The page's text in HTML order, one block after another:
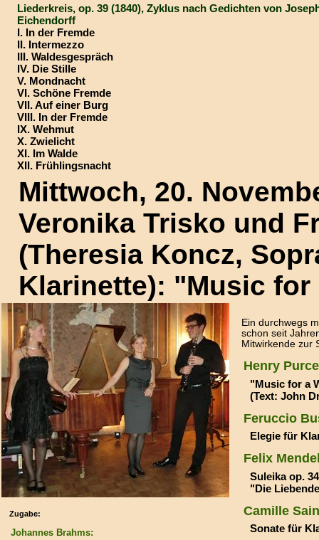
Liederkreis, op. 39 (1840), Zyklus nach Gedichten von
Eichendorff
I. In der Fremde
II. Intermezzo
III. Waldesgespräch
IV. Die Stille
V. Mondnacht
VI. Schöne Fremde
VII. Auf einer Burg
VIII. In der Fremde
IX. Wehmut
X. Zwielicht
XI. Im Walde
XII. Frühlingsnacht
Mittwoch, 20.
Veronika Trisko und
(Theresia Koncz,
Klarinette): "Music for
Zugabe:
Johannes Brahms:
Ein durchwegs
schon seit
Mitwirkende zur
Henry
"Music for a
(Text: John
Feruccio
Elegie für
Felix
Suleika op.
"Die
Camille
Sonate für